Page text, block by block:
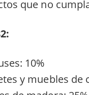
que no
10%
y muebles de